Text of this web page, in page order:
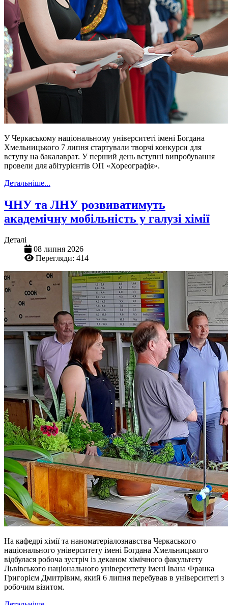
У Черкаському національному університеті імені Богдана
Хмельницького 7 липня стартували творчі конкурси для
вступу на бакалаврат. У перший день вступні випробування
провели для абітурієнтів ОП «Хореографія».
Детальніше...
ЧНУ та ЛНУ розвиватимуть
академічну мобільність у галузі хімії
Деталі
08 липня 2026
Перегляди: 414
На кафедрі хімії та наноматеріалознавства Черкаського
національного університету імені Богдана Хмельницького
відбулася робоча зустріч із деканом хімічного факультету
Львівського національного університету імені Івана Франка
Григорієм Дмитрівим, який 6 липня перебував в університеті з
робочим візитом.